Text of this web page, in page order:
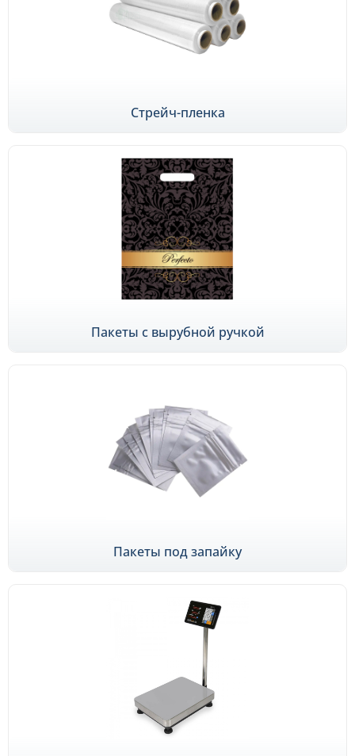
Стрейч-пленка
Пакеты с вырубной ручкой
Пакеты под запайку